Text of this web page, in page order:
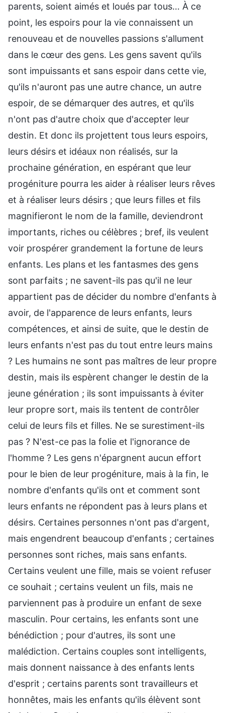
parents, soient aimés et loués par tous… À ce
point, les espoirs pour la vie connaissent un
renouveau et de nouvelles passions s'allument
dans le cœur des gens. Les gens savent qu'ils
sont impuissants et sans espoir dans cette vie,
qu'ils n'auront pas une autre chance, un autre
espoir, de se démarquer des autres, et qu'ils
n'ont pas d'autre choix que d'accepter leur
destin. Et donc ils projettent tous leurs espoirs,
leurs désirs et idéaux non réalisés, sur la
prochaine génération, en espérant que leur
progéniture pourra les aider à réaliser leurs rêves
et à réaliser leurs désirs ; que leurs filles et fils
magnifieront le nom de la famille, deviendront
importants, riches ou célèbres ; bref, ils veulent
voir prospérer grandement la fortune de leurs
enfants. Les plans et les fantasmes des gens
sont parfaits ; ne savent-ils pas qu'il ne leur
appartient pas de décider du nombre d'enfants à
avoir, de l'apparence de leurs enfants, leurs
compétences, et ainsi de suite, que le destin de
leurs enfants n'est pas du tout entre leurs mains
? Les humains ne sont pas maîtres de leur propre
destin, mais ils espèrent changer le destin de la
jeune génération ; ils sont impuissants à éviter
leur propre sort, mais ils tentent de contrôler
celui de leurs fils et filles. Ne se surestiment-ils
pas ? N'est-ce pas la folie et l'ignorance de
l'homme ? Les gens n'épargnent aucun effort
pour le bien de leur progéniture, mais à la fin, le
nombre d'enfants qu'ils ont et comment sont
leurs enfants ne répondent pas à leurs plans et
désirs. Certaines personnes n'ont pas d'argent,
mais engendrent beaucoup d'enfants ; certaines
personnes sont riches, mais sans enfants.
Certains veulent une fille, mais se voient refuser
ce souhait ; certains veulent un fils, mais ne
parviennent pas à produire un enfant de sexe
masculin. Pour certains, les enfants sont une
bénédiction ; pour d'autres, ils sont une
malédiction. Certains couples sont intelligents,
mais donnent naissance à des enfants lents
d'esprit ; certains parents sont travailleurs et
honnêtes, mais les enfants qu'ils élèvent sont